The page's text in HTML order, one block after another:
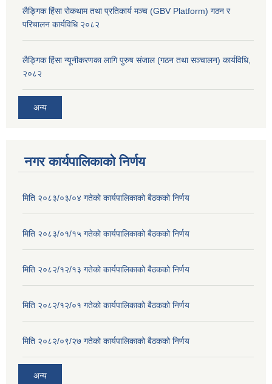
लैङ्गिक हिंसा रोकथाम तथा प्रतिकार्य मञ्च (GBV Platform) गठन र
परिचालन कार्यविधि २०८२
लैङ्गिक हिंसा न्यूनीकरणका लागि पुरुष संजाल (गठन तथा सञ्चालन) कार्यविधि,
२०८२
अन्य
नगर कार्यपालिकाको निर्णय
मिति २०८३/०३/०४ गतेकाे कार्यपालिकाको बैठकको निर्णय
मिति २०८३/०१/१५ गतेकाे कार्यपालिकाको बैठकको निर्णय
मिति २०८२/१२/१३ गतेकाे कार्यपालिकाको बैठकको निर्णय
मिति २०८२/१२/०१ गतेकाे कार्यपालिकाको बैठकको निर्णय
मिति २०८२/०९/२७ गतेकाे कार्यपालिकाको बैठकको निर्णय
अन्य